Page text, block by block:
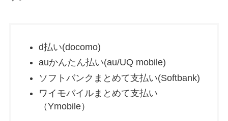
d払い(docomo)
auかんたん払い(au/UQ mobile)
ソフトバンクまとめて支払い(Softbank)
ワイモバイルまとめて支払い
（Ymobile）